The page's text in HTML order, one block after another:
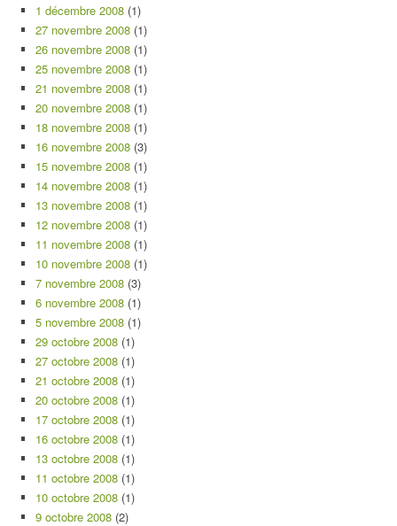
1 décembre 2008 (1)
27 novembre 2008 (1)
26 novembre 2008 (1)
25 novembre 2008 (1)
21 novembre 2008 (1)
20 novembre 2008 (1)
18 novembre 2008 (1)
16 novembre 2008 (3)
15 novembre 2008 (1)
14 novembre 2008 (1)
13 novembre 2008 (1)
12 novembre 2008 (1)
11 novembre 2008 (1)
10 novembre 2008 (1)
7 novembre 2008 (3)
6 novembre 2008 (1)
5 novembre 2008 (1)
29 octobre 2008 (1)
27 octobre 2008 (1)
21 octobre 2008 (1)
20 octobre 2008 (1)
17 octobre 2008 (1)
16 octobre 2008 (1)
13 octobre 2008 (1)
11 octobre 2008 (1)
10 octobre 2008 (1)
9 octobre 2008 (2)